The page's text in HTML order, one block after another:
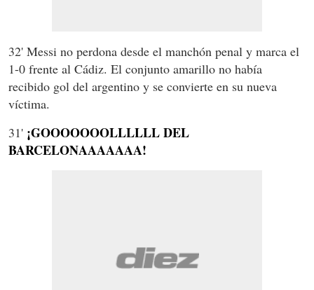
32' Messi no perdona desde el manchón penal y marca el
1-0 frente al Cádiz. El conjunto amarillo no había
recibido gol del argentino y se convierte en su nueva
víctima.
31' ¡GOOOOOOOLLLLLL DEL
BARCELONAAAAAAA!